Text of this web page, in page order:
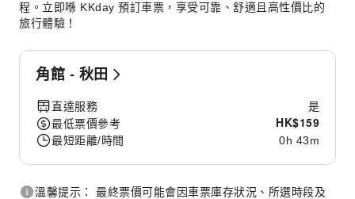
程。立即喺 KKday 預訂車票，享受可靠、舒適且高性價比的
旅行體驗！
角館 - 秋田
直達服務
是
最低票價參考
HK$159
最短距離/時間 0h 43m
溫馨提示： 最終票價可能會因車票庫存狀況、所選時段及